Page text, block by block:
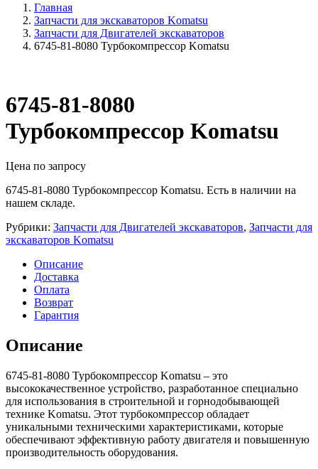
Главная
Запчасти для экскаваторов Komatsu
Запчасти для Двигателей экскаваторов
6745-81-8080 Турбокомпрессор Komatsu
6745-81-8080
Турбокомпрессор Komatsu
Цена по запросу
6745-81-8080 Турбокомпрессор Komatsu. Есть в наличии на
нашем складе.
Рубрики: Запчасти для Двигателей экскаваторов, Запчасти для
экскаваторов Komatsu
Описание
Доставка
Оплата
Возврат
Гарантия
Описание
6745-81-8080 Турбокомпрессор Komatsu – это
высококачественное устройство, разработанное специально
для использования в строительной и горнодобывающей
технике Komatsu. Этот турбокомпрессор обладает
уникальными техническими характеристиками, которые
обеспечивают эффективную работу двигателя и повышенную
производительность оборудования.